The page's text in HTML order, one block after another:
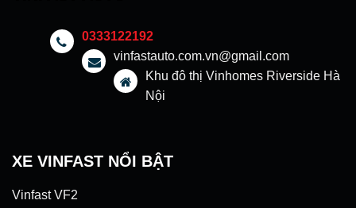
0333122192
vinfastauto.com.vn@gmail.com
Khu đô thị Vinhomes Riverside Hà
Nội
XE VINFAST NỔI BẬT
Vinfast VF2